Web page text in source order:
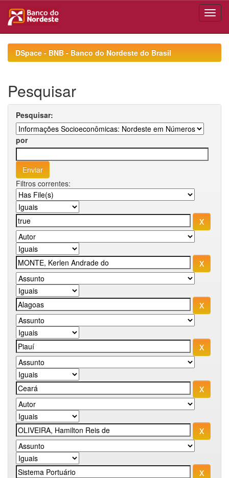
navigationDSpace - BNB - Banco do Nordeste do Brasil
Pesquisar
Pesquisar:
por
Filtros correntes: